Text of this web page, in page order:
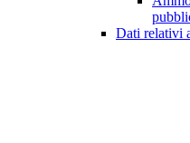
Dati relativi